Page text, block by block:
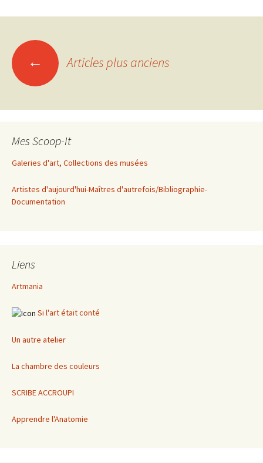
Navigation
des
articles
← Articles plus anciens
Mes Scoop-It
Galeries d'art, Collections des musées
Artistes d'aujourd'hui-Maîtres d'autrefois/Bibliographie-
Documentation
Liens
Artmania
Si l'art était conté
Un autre atelier
La chambre des couleurs
SCRIBE ACCROUPI
Apprendre l'Anatomie